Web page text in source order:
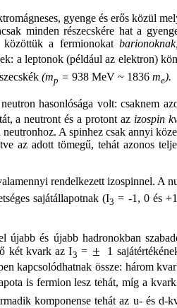
gyenge és erős közül
minden részecskére hat a
közöttük a fermionokat
a leptonok (például az elektron)
(mp = 938 MeV ~ 1836 me).
hasonlósága volt: csaknem
a neutront és a protont az izospin
A spinhez csak annyi
az adott tömegű, tehát azonos
rendelkezett izospinnel. A
sajátállapotnak (I3 = -1, 0 és
újabb és újabb hadronokban
két kvark az I3 = 1
kapcsolódhatnak össze: három
is fermion lesz tehát, míg a
komponense tehát az u- és d-